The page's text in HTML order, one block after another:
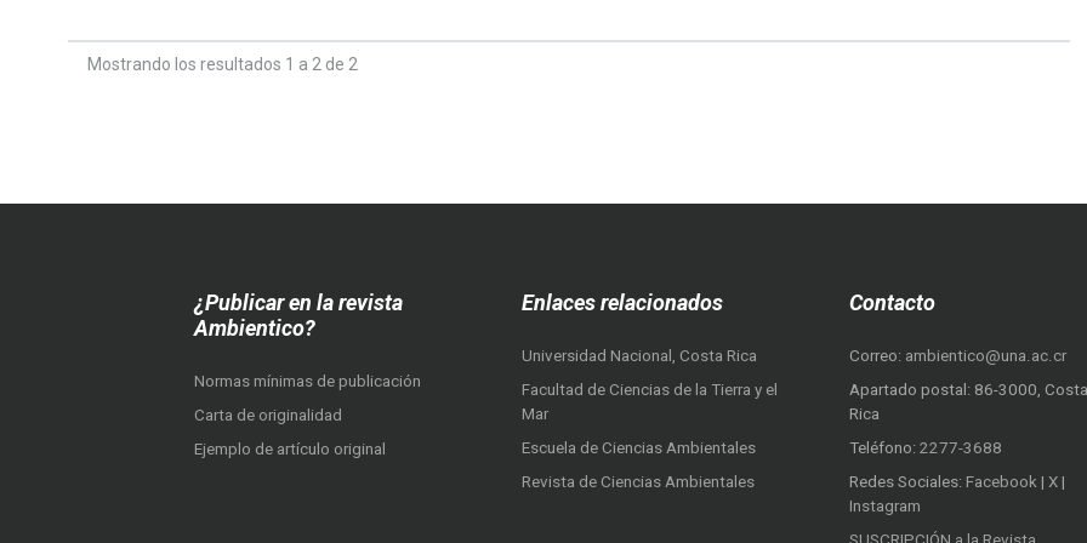
Mostrando los resultados 1 a 2 de 2
¿Publicar en la revista
Ambientico?
Normas mínimas de publicación
Carta de originalidad
Ejemplo de artículo original
Enlaces relacionados
Universidad Nacional, Costa Rica
Facultad de Ciencias de la Tierra y el
Mar
Escuela de Ciencias Ambientales
Revista de Ciencias Ambientales
Contacto
Correo: ambientico@una.ac.cr
Apartado postal: 86-3000, Costa
Rica
Teléfono: 2277-3688
Redes Sociales: Facebook | X |
Instagram